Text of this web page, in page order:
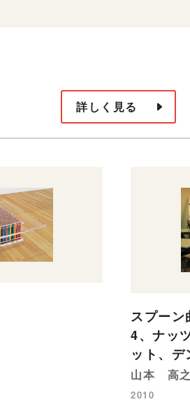
詳しく見る
スプー
4、ナッ
ット、
山本 高
2010